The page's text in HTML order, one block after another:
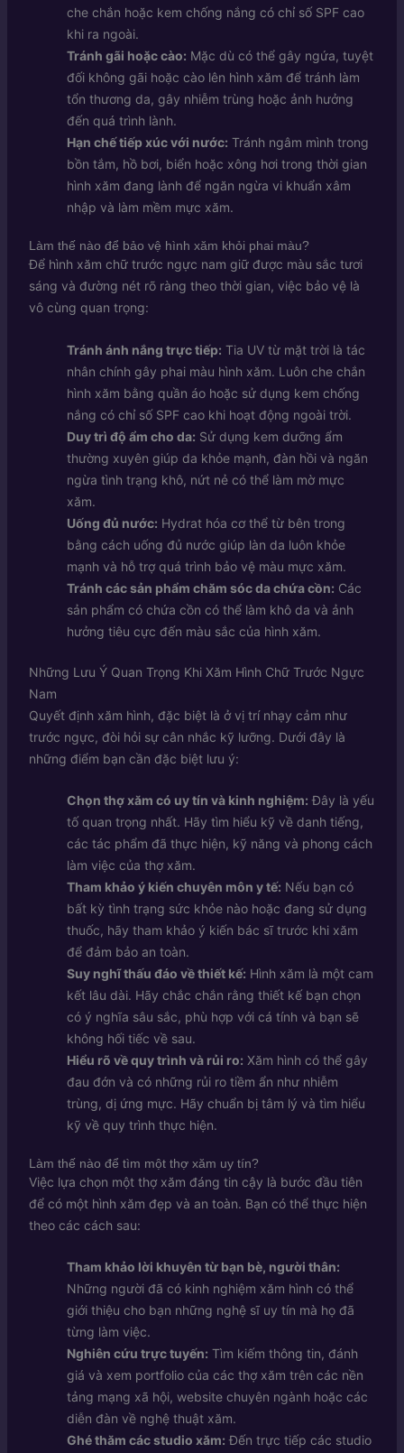
che chắn hoặc kem chống nắng có chỉ số SPF cao
khi ra ngoài.
Tránh gãi hoặc cào: Mặc dù có thể gây ngứa, tuyệt
đối không gãi hoặc cào lên hình xăm để tránh làm
tổn thương da, gây nhiễm trùng hoặc ảnh hưởng
đến quá trình lành.
Hạn chế tiếp xúc với nước: Tránh ngâm mình trong
bồn tắm, hồ bơi, biển hoặc xông hơi trong thời gian
hình xăm đang lành để ngăn ngừa vi khuẩn xâm
nhập và làm mềm mực xăm.
Làm thế nào để bảo vệ hình xăm khỏi phai màu?
Để hình xăm chữ trước ngực nam giữ được màu sắc tươi
sáng và đường nét rõ ràng theo thời gian, việc bảo vệ là
vô cùng quan trọng:
Tránh ánh nắng trực tiếp: Tia UV từ mặt trời là tác
nhân chính gây phai màu hình xăm. Luôn che chắn
hình xăm bằng quần áo hoặc sử dụng kem chống
nắng có chỉ số SPF cao khi hoạt động ngoài trời.
Duy trì độ ẩm cho da: Sử dụng kem dưỡng ẩm
thường xuyên giúp da khỏe mạnh, đàn hồi và ngăn
ngừa tình trạng khô, nứt nẻ có thể làm mờ mực
xăm.
Uống đủ nước: Hydrat hóa cơ thể từ bên trong
bằng cách uống đủ nước giúp làn da luôn khỏe
mạnh và hỗ trợ quá trình bảo vệ màu mực xăm.
Tránh các sản phẩm chăm sóc da chứa cồn: Các
sản phẩm có chứa cồn có thể làm khô da và ảnh
hưởng tiêu cực đến màu sắc của hình xăm.
Những Lưu Ý Quan Trọng Khi Xăm Hình Chữ Trước Ngực
Nam
Quyết định xăm hình, đặc biệt là ở vị trí nhạy cảm như
trước ngực, đòi hỏi sự cân nhắc kỹ lưỡng. Dưới đây là
những điểm bạn cần đặc biệt lưu ý:
Chọn thợ xăm có uy tín và kinh nghiệm: Đây là yếu
tố quan trọng nhất. Hãy tìm hiểu kỹ về danh tiếng,
các tác phẩm đã thực hiện, kỹ năng và phong cách
làm việc của thợ xăm.
Tham khảo ý kiến chuyên môn y tế: Nếu bạn có
bất kỳ tình trạng sức khỏe nào hoặc đang sử dụng
thuốc, hãy tham khảo ý kiến bác sĩ trước khi xăm
để đảm bảo an toàn.
Suy nghĩ thấu đáo về thiết kế: Hình xăm là một cam
kết lâu dài. Hãy chắc chắn rằng thiết kế bạn chọn
có ý nghĩa sâu sắc, phù hợp với cá tính và bạn sẽ
không hối tiếc về sau.
Hiểu rõ về quy trình và rủi ro: Xăm hình có thể gây
đau đớn và có những rủi ro tiềm ẩn như nhiễm
trùng, dị ứng mực. Hãy chuẩn bị tâm lý và tìm hiểu
kỹ về quy trình thực hiện.
Làm thế nào để tìm một thợ xăm uy tín?
Việc lựa chọn một thợ xăm đáng tin cậy là bước đầu tiên
để có một hình xăm đẹp và an toàn. Bạn có thể thực hiện
theo các cách sau:
Tham khảo lời khuyên từ bạn bè, người thân:
Những người đã có kinh nghiệm xăm hình có thể
giới thiệu cho bạn những nghệ sĩ uy tín mà họ đã
từng làm việc.
Nghiên cứu trực tuyến: Tìm kiếm thông tin, đánh
giá và xem portfolio của các thợ xăm trên các nền
tảng mạng xã hội, website chuyên ngành hoặc các
diễn đàn về nghệ thuật xăm.
Ghé thăm các studio xăm: Đến trực tiếp các studio